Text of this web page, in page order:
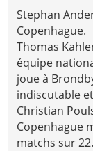
Stephan
Copenhague.
Thomas
équipe
joue à
indiscutable
Christian
Copenhague
matchs sur 22.